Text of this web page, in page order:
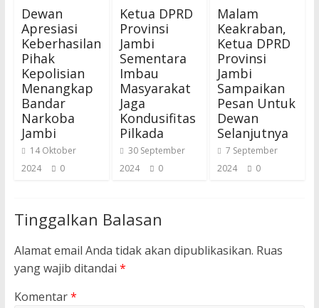
Dewan
Apresiasi
Keberhasilan
Pihak
Kepolisian
Menangkap
Bandar
Narkoba
Jambi
14 Oktober
2024
0
Ketua DPRD
Provinsi
Jambi
Sementara
Imbau
Masyarakat
Jaga
Kondusifitas
Pilkada
30 September
2024
0
Malam
Keakraban,
Ketua DPRD
Provinsi
Jambi
Sampaikan
Pesan Untuk
Dewan
Selanjutnya
7 September
2024
0
Tinggalkan Balasan
Alamat email Anda tidak akan dipublikasikan. Ruas
yang wajib ditandai *
Komentar*